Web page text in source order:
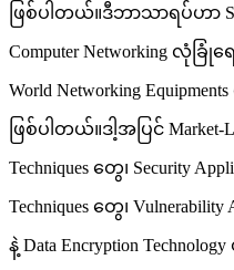
ဖြစ်ပါတယ်။ဒီဘာသာရပ်ဟာ
Computer Networking လုံခ
World Networking
ဖြစ်ပါတယ်။ဒါ့အပြင် Market-
Techniques တွေ၊ Security
Techniques တွေ၊ Vulnerability
နဲ့ Data Encryption